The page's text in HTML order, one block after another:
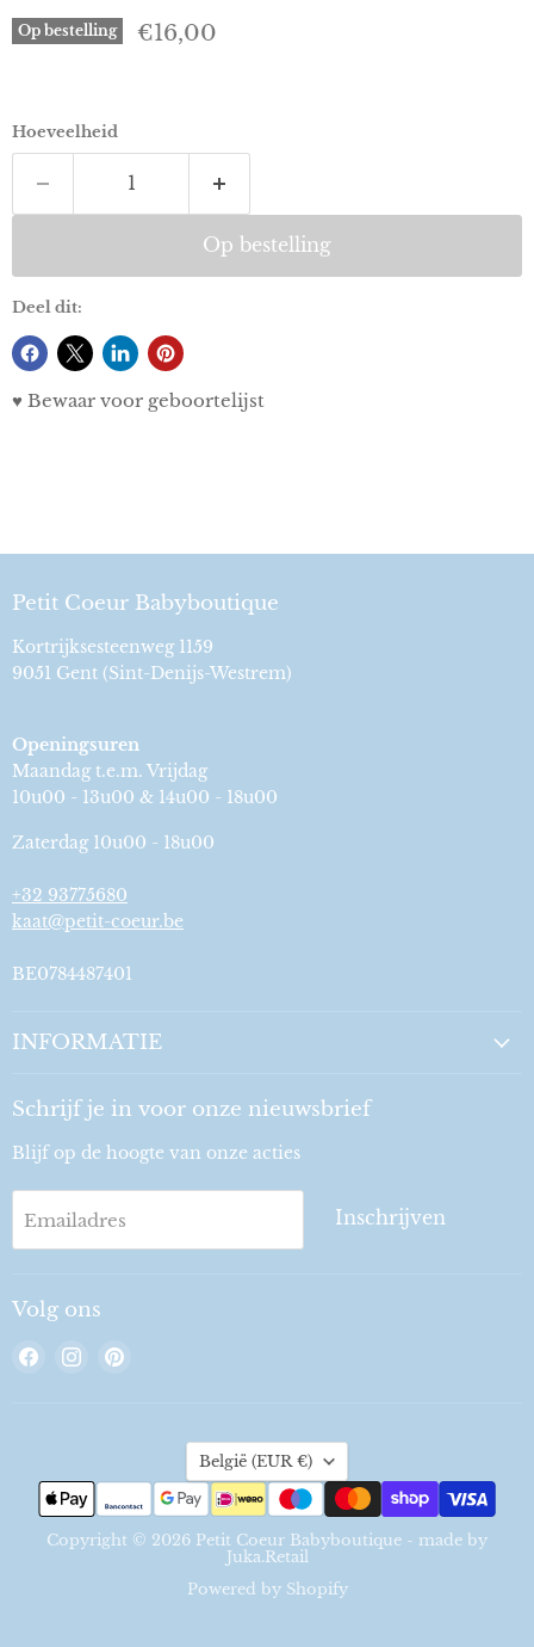
Op bestelling Huidige prijs
€16,00
Hoeveelheid
Op bestelling
Deel dit:
♥ Bewaar voor geboortelijst
Petit Coeur Babyboutique
Kortrijksesteenweg 1159
9051 Gent (Sint-Denijs-Westrem)
Openingsuren
Maandag t.e.m. Vrijdag
10u00 - 13u00 & 14u00 - 18u00
Zaterdag 10u00 - 18u00
+32 93775680
kaat@petit-coeur.be
BE0784487401
INFORMATIE
Schrijf je in voor onze nieuwsbrief
Blijf op de hoogte van onze acties
Emailadres Inschrijven
Volg ons
Vind
Vind
Land
België (EUR €)
Copyright © 2026 Petit Coeur Babyboutique - made by
Juka.Retail
Powered by Shopify